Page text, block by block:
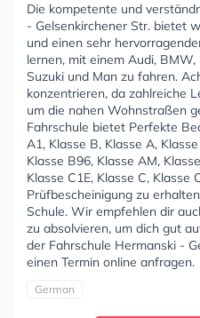
Die kompetente und
- Gelsenkirchener Str. bietet
und einen sehr
lernen, mit einem Audi,
Suzuki und Man zu fahren.
konzentrieren, da zahlreiche
um die nahen Wohnstraßen
Fahrschule bietet Perfekte
A1, Klasse B, Klasse A,
Klasse B96, Klasse AM,
Klasse C1E, Klasse C, Klasse
Prüfbescheinigung zu
Schule. Wir empfehlen dir
zu absolvieren, um dich gut
der Fahrschule Hermanski -
einen Termin online anfragen.
German